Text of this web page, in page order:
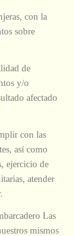
con la
sobre
de
y/o
afectado
con las
así como
ejercicio de
atender
Las
mismos